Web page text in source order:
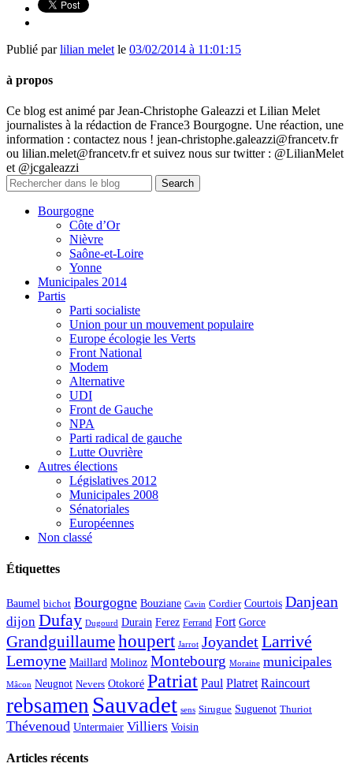
Publié parlilian melet le 03/02/2014 à 11:01:15
à propos
Ce blog est animé par Jean-Christophe Galeazzi et Lilian Melet
journalistes à la rédaction de France3 Bourgogne. Une réaction, une
information : contactez nous ! jean-christophe.galeazzi@francetv.fr
ou lilian.melet@francetv.fr et suivez nous sur twitter : @LilianMelet
et @jcgaleazzi
Bourgogne
Côte d’Or
Nièvre
Saône-et-Loire
Yonne
Municipales 2014
Partis
Parti socialiste
Union pour un mouvement populaire
Europe écologie les Verts
Front National
Modem
Alternative
UDI
Front de Gauche
NPA
Parti radical de gauche
Lutte Ouvrière
Autres élections
Législatives 2012
Municipales 2008
Sénatoriales
Européennes
Non classé
Étiquettes
Baumel bichot Bourgogne Bouziane Cavin Cordier Courtois Danjean
dijon Dufay Dugourd Durain Ferez Ferrand Fort Gorce
Grandguillaumehoupert Jarrot JoyandetLarrivé
Lemoyne Maillard Molinoz Montebourg Moraine municipales
Mâcon Neugnot Nevers Otokoré Patriat Paul Platret Raincourt
rebsamen Sauvadet sens Sirugue Suguenot Thuriot
Thévenoud Untermaier Villiers Voisin
Articles récents